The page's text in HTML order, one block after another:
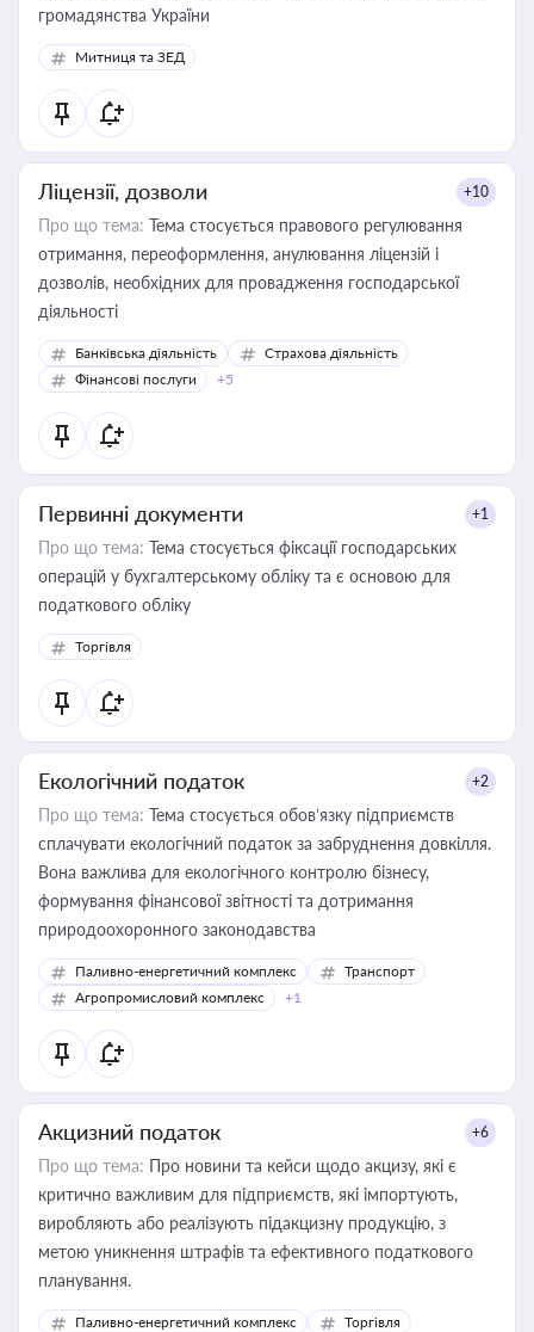
громадянства України
Митниця та ЗЕД
Ліцензії, дозволи +10
Про що тема: Тема стосується правового регулювання
отримання, переоформлення, анулювання ліцензій і
дозволів, необхідних для провадження господарської
діяльності
Банківська діяльність
Страхова діяльність
Фінансові послуги
+5
Первинні документи +1
Про що тема: Тема стосується фіксації господарських
операцій у бухгалтерському обліку та є основою для
податкового обліку
Торгівля
Екологічний податок +2
Про що тема: Тема стосується обов’язку підприємств
сплачувати екологічний податок за забруднення довкілля.
Вона важлива для екологічного контролю бізнесу,
формування фінансової звітності та дотримання
природоохоронного законодавства
Паливно-енергетичний комплекс
Транспорт
Агропромисловий комплекс
+1
Акцизний податок +6
Про що тема: Про новини та кейси щодо акцизу, які є
критично важливим для підприємств, які імпортують,
виробляють або реалізують підакцизну продукцію, з
метою уникнення штрафів та ефективного податкового
планування.
Паливно-енергетичний комплекс
Торгівля